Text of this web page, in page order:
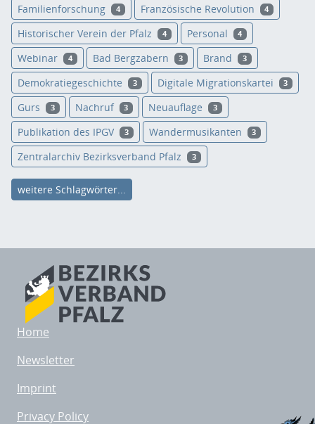
Familienforschung 4 Französische Revolution 4
Historischer Verein der Pfalz 4 Personal 4
Webinar 4 Bad Bergzabern 3 Brand 3
Demokratiegeschichte 3 Digitale Migrationskartei 3
Gurs 3 Nachruf 3 Neuauflage 3
Publikation des IPGV 3 Wandermusikanten 3
Zentralarchiv Bezirksverband Pfalz 3
weitere Schlagwörter...
Home
Newsletter
Imprint
Privacy Policy